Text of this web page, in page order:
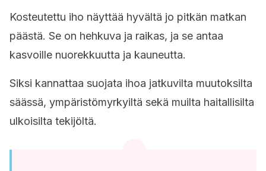
Kosteutettu iho näyttää hyvältä jo pitkän matkan
päästä. Se on hehkuva ja raikas, ja se antaa
kasvoille nuorekkuutta ja kauneutta.
Siksi kannattaa suojata ihoa jatkuvilta muutoksilta
säässä, ympäristömyrkyiltä sekä muilta haitallisilta
ulkoisilta tekijöltä.